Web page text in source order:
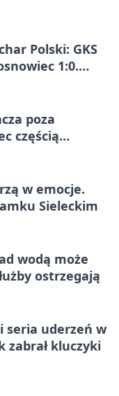
Polski: GKS
1:0.
poza
częścią
w emocje.
Sieleckim
wodą może
ostrzegają
seria uderzeń w
zabrał kluczyki